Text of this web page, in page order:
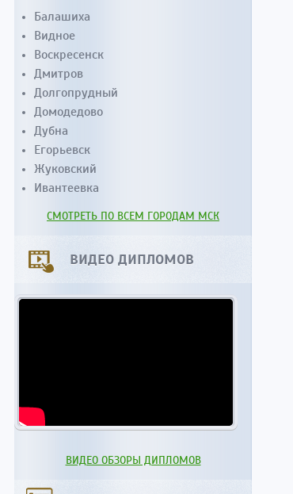
Балашиха
Видное
Воскресенск
Дмитров
Долгопрудный
Домодедово
Дубна
Егорьевск
Жуковский
Ивантеевка
СМОТРЕТЬ ПО ВСЕМ ГОРОДАМ МСК
ВИДЕО ДИПЛОМОВ
ВИДЕО ОБЗОРЫ ДИПЛОМОВ